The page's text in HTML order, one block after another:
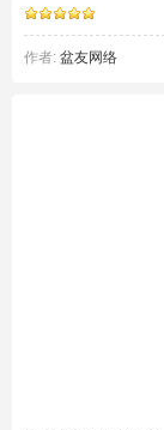
作者: 盆友网络